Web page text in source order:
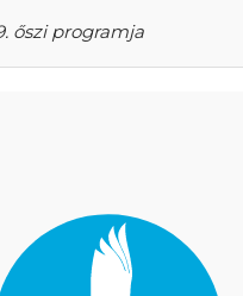
őszi programja